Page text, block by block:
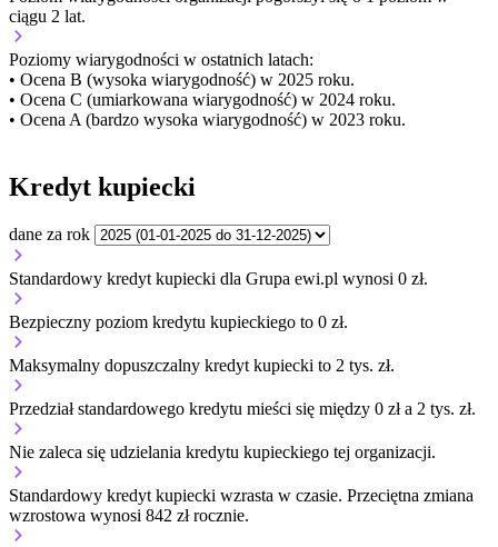
ciągu 2 lat.
Poziomy wiarygodności w ostatnich latach:
• Ocena B (wysoka wiarygodność) w 2025 roku.
• Ocena C (umiarkowana wiarygodność) w 2024 roku.
• Ocena A (bardzo wysoka wiarygodność) w 2023 roku.
Kredyt kupiecki
dane za rok
Standardowy kredyt kupiecki dla Grupa ewi.pl wynosi 0 zł.
Bezpieczny poziom kredytu kupieckiego to 0 zł.
Maksymalny dopuszczalny kredyt kupiecki to 2 tys. zł.
Przedział standardowego kredytu mieści się między 0 zł a 2 tys. zł.
Nie zaleca się udzielania kredytu kupieckiego tej organizacji.
Standardowy kredyt kupiecki wzrasta w czasie. Przeciętna zmiana
wzrostowa wynosi 842 zł rocznie.